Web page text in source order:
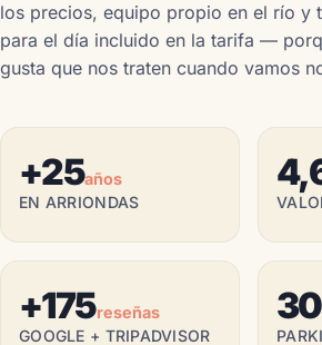
los precios, equipo propio en el río y
para el día incluido en la tarifa —
gusta que nos traten cuando vamos
+25años
EN ARRIONDAS
+175reseñas
GOOGLE + TRIPADVISOR